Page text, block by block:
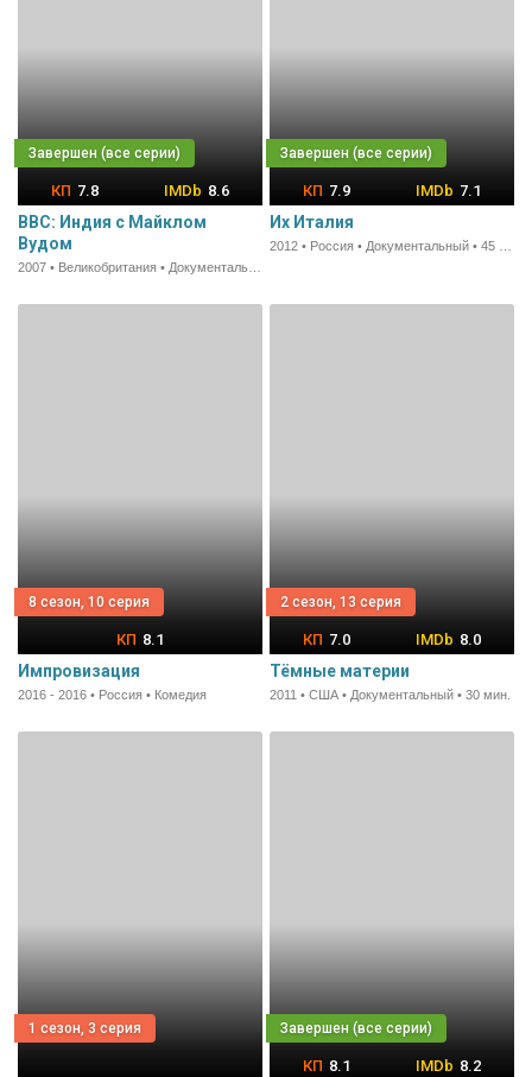
7.8 8.6
BBC: Индия с Майклом
Вудом
7.9 7.1
Их Италия
8 сезон, 10 серия
8.1
Импровизация
2016 - 2016 • Россия • Комедия
2 сезон, 13 серия
7.0 8.0
Тёмные материи
2011 • США • Документальный • 30 мин.
1 сезон, 3 серия
8.1 8.2